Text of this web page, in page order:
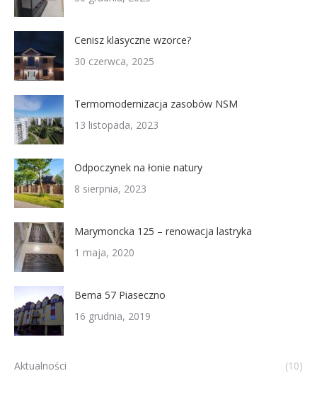
Cenisz klasyczne wzorce?
30 czerwca, 2025
Termomodernizacja zasobów NSM
13 listopada, 2023
Odpoczynek na łonie natury
8 sierpnia, 2023
Marymoncka 125 – renowacja lastryka
1 maja, 2020
Bema 57 Piaseczno
16 grudnia, 2019
Aktualności (10)